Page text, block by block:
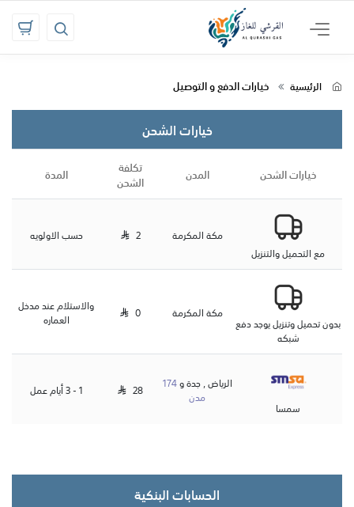
الرئيسية خيارات الدفع و التوصيل
خيارات الشحن
خيارات الشحن المدن تكلفة
الشحن المدة
مع التحميل والتنزيل
مكة المكرمة 2 حسب الاولويه
بدون تحميل وتنزيل يوجد دفع
شبكه
مكة المكرمة 0 والاستلام عند مدخل
العماره
سمسا
الرياض , جدة و174
مدن 28 1 - 3 أيام عمل
الحسابات البنكية